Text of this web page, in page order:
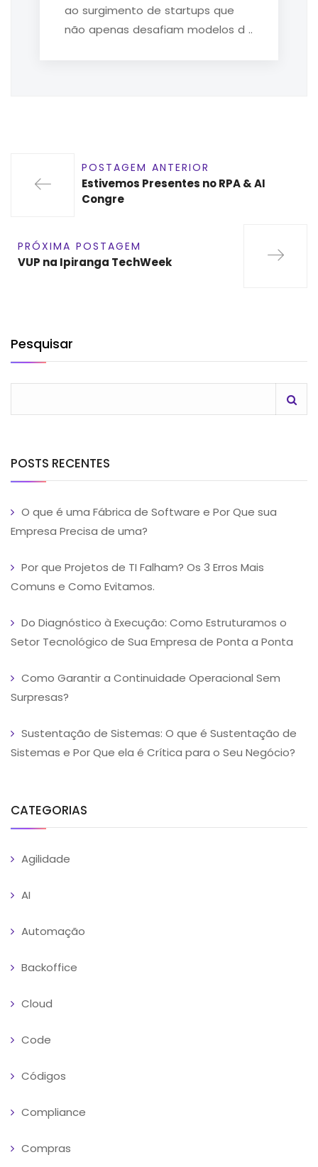
ao surgimento de startups que
não apenas desafiam modelos d ..
POSTAGEM ANTERIOR
Estivemos Presentes no RPA & AI
Congre
PRÓXIMA POSTAGEM
VUP na Ipiranga TechWeek
Pesquisar
POSTS RECENTES
O que é uma Fábrica de Software e Por Que sua
Empresa Precisa de uma?
Por que Projetos de TI Falham? Os 3 Erros Mais
Comuns e Como Evitamos.
Do Diagnóstico à Execução: Como Estruturamos o
Setor Tecnológico de Sua Empresa de Ponta a Ponta
Como Garantir a Continuidade Operacional Sem
Surpresas?
Sustentação de Sistemas: O que é Sustentação de
Sistemas e Por Que ela é Crítica para o Seu Negócio?
CATEGORIAS
Agilidade
AI
Automação
Backoffice
Cloud
Code
Códigos
Compliance
Compras